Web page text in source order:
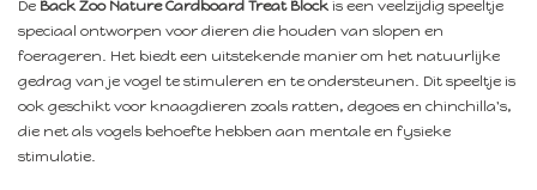
De Back Zoo Nature Cardboard Treat Block is een veelzijdig speeltje
speciaal ontworpen voor dieren die houden van slopen en
foerageren. Het biedt een uitstekende manier om het natuurlijke
gedrag van je vogel te stimuleren en te ondersteunen. Dit speeltje is
ook geschikt voor knaagdieren zoals ratten, degoes en chinchilla's,
die net als vogels behoefte hebben aan mentale en fysieke
stimulatie.